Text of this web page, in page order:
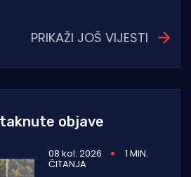
PRIKAŽI JOŠ VIJESTI
objave
08 kol. 2026 1 MIN.
ČITANJA